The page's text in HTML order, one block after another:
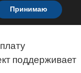
поддерживает